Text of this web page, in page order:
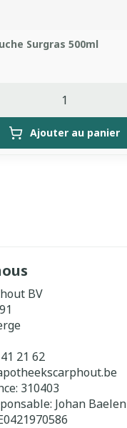
Surgras 500ml
Ajouter au panier
BV
21 62
310403
Johan Baelen